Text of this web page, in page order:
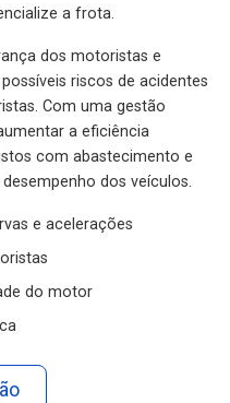
a frota.
dos motoristas e
riscos de acidentes
Com uma gestão
a eficiência
com abastecimento e
dos veículos.
e acelerações
do motor